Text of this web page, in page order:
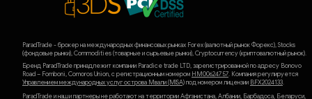
ParadTrade - брокер на международных финансовых рынках Forex (валютный рынок Форекс), Stocks
(фондовые рынки), Commodities (товарные и сырьевые рынки), Cryptocurrency (криптовалютный рынок).
Бренд ParadTrade принадлежит компании Paradice trade LTD, зарегистрированной по адресу Bonovo
Road – Fomboni, Comoros Union, с регистрационным номером HM00624757. Компания регулируется
Управлением международных услуг острова Мвали (MlSA)под номером лицензии BFX2024133.
ParadTrade и наши партнеры не работают на территории Афганистана, Албании, Барбадоса, Беларуси,